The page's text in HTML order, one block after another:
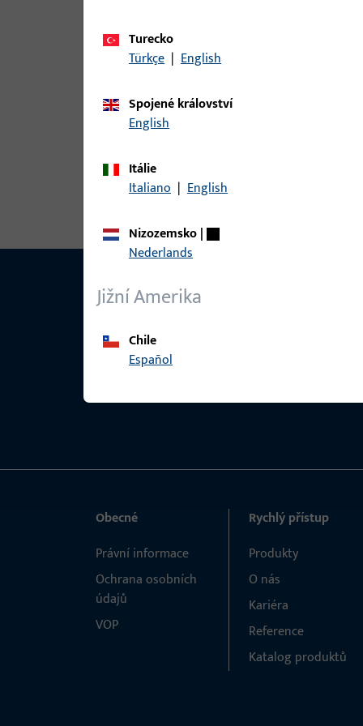
Varianty
6-36055-18-L-1 | Nůžkové ložisko |
Turecko
Türkçe | English
Spojené království
English
Itálie
Italiano | English
Nizozemsko|
Nederlands
Jižní Amerika
Chile
Español
Obecné
Právní informace
Ochrana osobních
údajů
VOP
Rychlý přístup
Produkty
O nás
Kariéra
Reference
Katalog produktů